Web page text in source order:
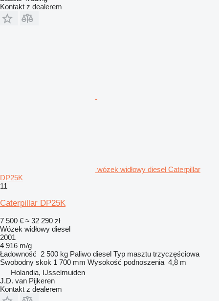
Kontakt z dealerem
wózek widłowy diesel Caterpillar
DP25K
11
Caterpillar DP25K
7 500 € ≈ 32 290 zł
Wózek widłowy diesel
2001
4 916 m/g
Ładowność 2 500 kg Paliwo diesel Typ masztu trzyczęściowa
Swobodny skok 1 700 mm Wysokość podnoszenia 4,8 m
Holandia, IJsselmuiden
J.D. van Pijkeren
Kontakt z dealerem